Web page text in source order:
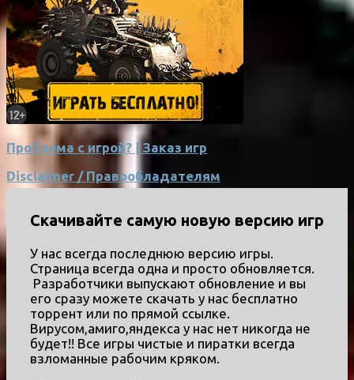
Проблема с игрой? | Заказ игр
Disclaimer / Правообладателям
Скачивайте самую новую версию игр
У нас всегда последнюю версию игры.
Страница всегда одна и просто обновляется.
Разработчики выпускают обновление и вы
его сразу можете скачать у нас бесплатно
торрент или по прямой ссылке.
Вирусом,амиго,яндекса у нас нет никогда не
будет!! Все игры чистые и пиратки всегда
взломанные рабочим кряком.